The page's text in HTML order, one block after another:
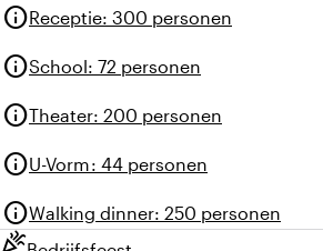
infoReceptie: 300 personen
infoSchool: 72 personen
infoTheater: 200 personen
infoU-Vorm: 44 personen
infoWalking dinner: 250 personen
celebration